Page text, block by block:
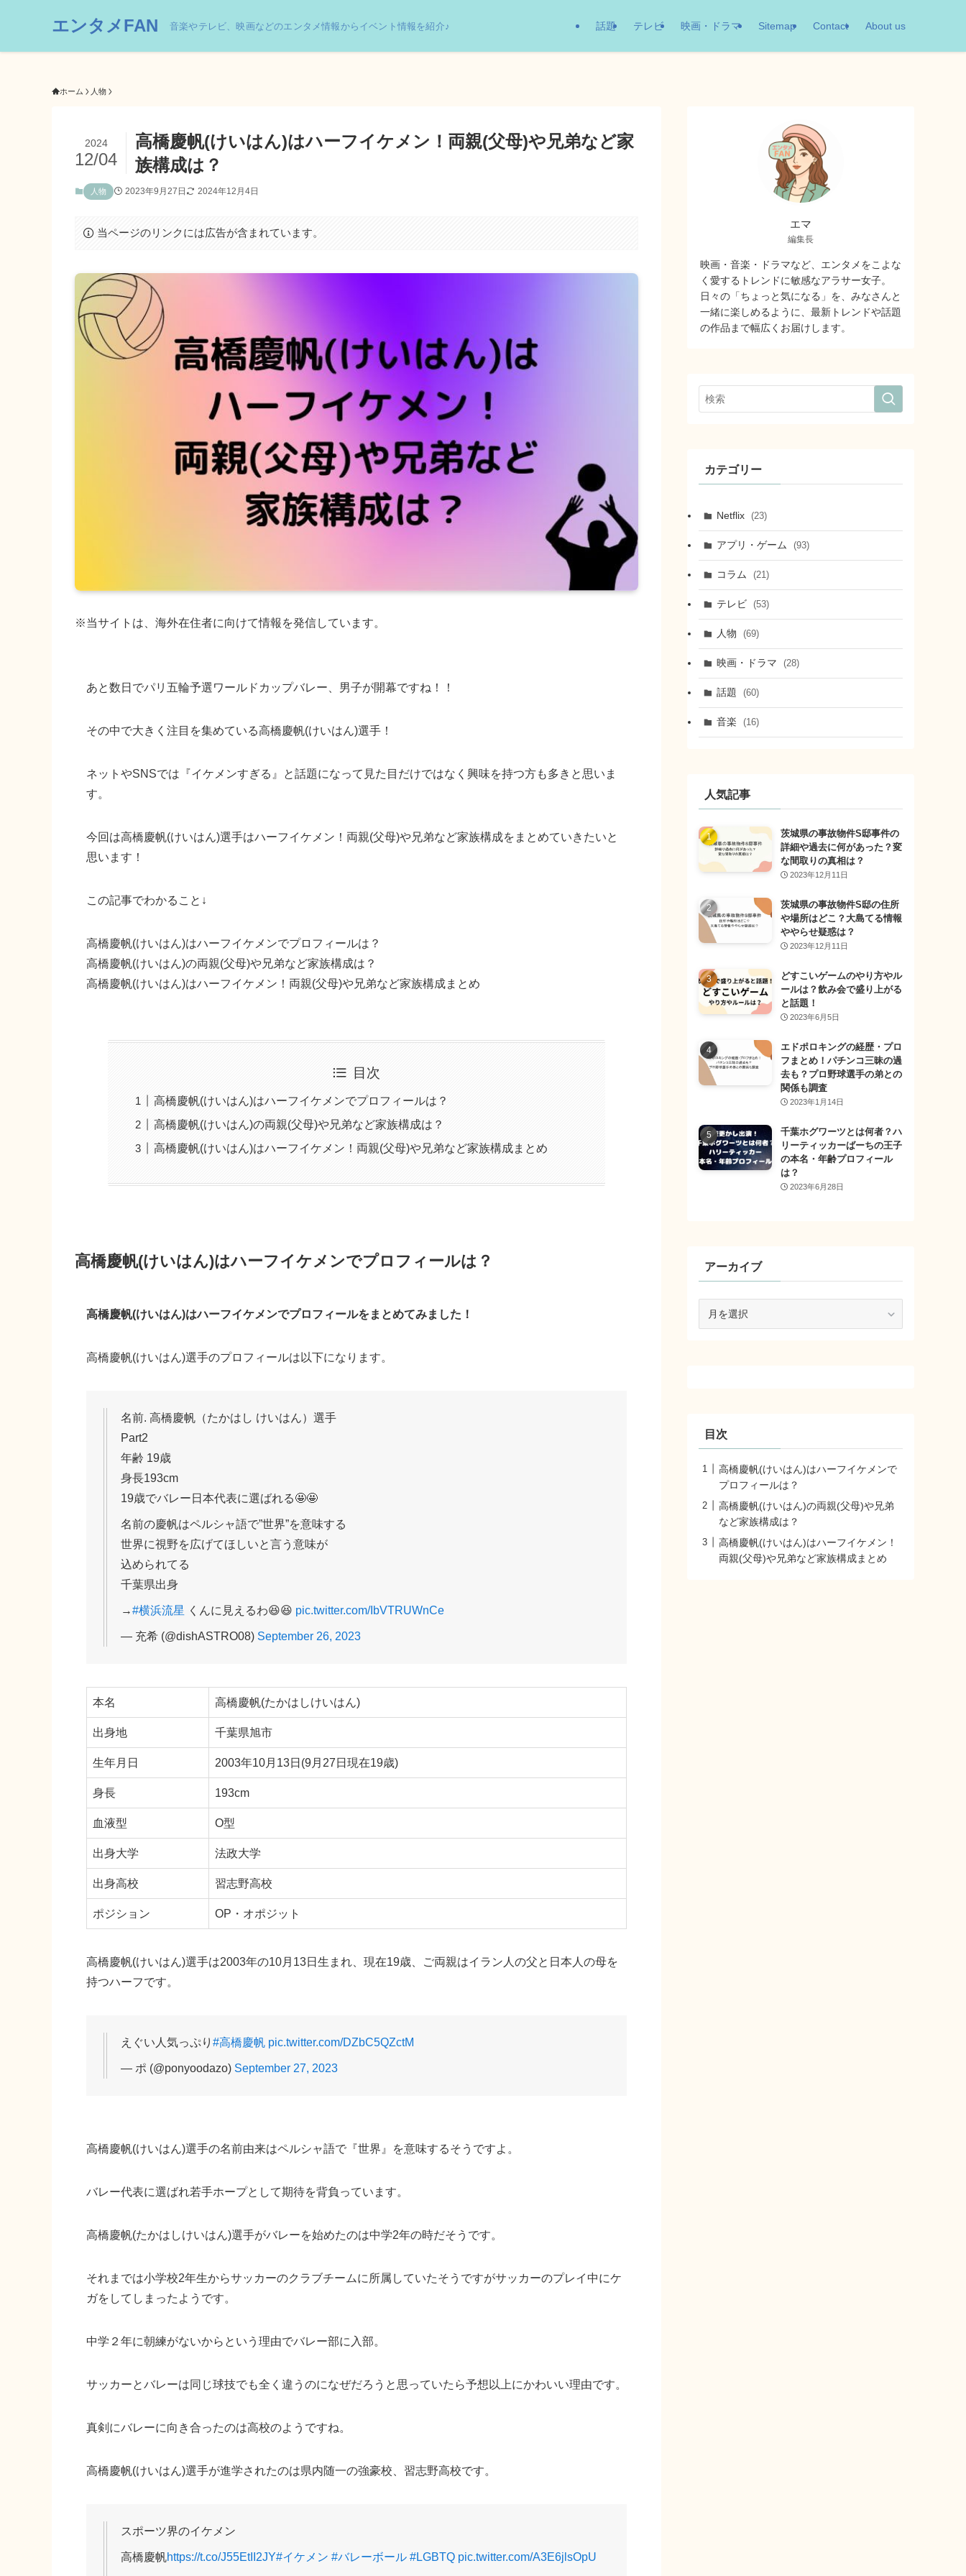
エンタメFAN 音楽やテレビ、映画などのエンタメ情報からイベント情報を紹介♪ 話題 テレビ 映画・ドラマ Sitemap Contact About us
ホーム 人物
高橋慶帆(けいはん)はハーフイケメン！両親(父母)や兄弟など家
族構成は？
2024
12/04
人物 2023年9月27日 2024年12月4日
当ページのリンクには広告が含まれています。
※当サイトは、海外在住者に向けて情報を発信しています。
あと数日でパリ五輪予選ワールドカップバレー、男子が開幕ですね！！
その中で大きく注目を集めている高橋慶帆(けいはん)選手！
ネットやSNSでは『イケメンすぎる』と話題になって見た目だけではなく興味を持つ方も多きと思いま
す。
今回は高橋慶帆(けいはん)選手はハーフイケメン！両親(父母)や兄弟など家族構成をまとめていきたいと
思います！
この記事でわかること↓
高橋慶帆(けいはん)はハーフイケメンでプロフィールは？
高橋慶帆(けいはん)の両親(父母)や兄弟など家族構成は？
高橋慶帆(けいはん)はハーフイケメン！両親(父母)や兄弟など家族構成まとめ
目次
高橋慶帆(けいはん)はハーフイケメンでプロフィールは？
高橋慶帆(けいはん)の両親(父母)や兄弟など家族構成は？
高橋慶帆(けいはん)はハーフイケメン！両親(父母)や兄弟など家族構成まとめ
高橋慶帆(けいはん)はハーフイケメンでプロフィールは？
高橋慶帆(けいはん)はハーフイケメンでプロフィールをまとめてみました！
高橋慶帆(けいはん)選手のプロフィールは以下になります。
名前. 高橋慶帆（たかはし けいはん）選手
Part2
年齢 19歳
身長193cm
19歳でバレー日本代表に選ばれる🤩🤩
名前の慶帆はペルシャ語で”世界”を意味する
世界に視野を広げてほしいと言う意味が
込められてる
千葉県出身
→#横浜流星 くんに見えるわ😆😆 pic.twitter.com/IbVTRUWnCe
— 充希 (@dishASTRO08) September 26, 2023
本名 高橋慶帆(たかはしけいはん)
出身地 千葉県旭市
生年月日 2003年10月13日(9月27日現在19歳)
身長 193cm
血液型 O型
出身大学 法政大学
出身高校 習志野高校
ポジション OP・オポジット
高橋慶帆(けいはん)選手は2003年の10月13日生まれ、現在19歳、ご両親はイラン人の父と日本人の母を
持つハーフです。
えぐい人気っぷり #高橋慶帆 pic.twitter.com/DZbC5QZctM
— ポ (@ponyoodazo) September 27, 2023
高橋慶帆(けいはん)選手の名前由来はペルシャ語で『世界』を意味するそうですよ。
バレー代表に選ばれ若手ホープとして期待を背負っています。
高橋慶帆(たかはしけいはん)選手がバレーを始めたのは中学2年の時だそうです。
それまでは小学校2年生からサッカーのクラブチームに所属していたそうですがサッカーのプレイ中にケ
ガをしてしまったようです。
中学２年に朝練がないからという理由でバレー部に入部。
サッカーとバレーは同じ球技でも全く違うのになぜだろうと思っていたら予想以上にかわいい理由です。
真剣にバレーに向き合ったのは高校のようですね。
高橋慶帆(けいはん)選手が進学されたのは県内随一の強豪校、習志野高校です。
スポーツ界のイケメン
高橋慶帆https://t.co/J55EtII2JY#イケメン #バレーボール #LGBTQ pic.twitter.com/A3E6jlsOpU
エマ
編集長
映画・音楽・ドラマなど、エンタメをこよな
く愛するトレンドに敏感なアラサー女子。
日々の「ちょっと気になる」を、みなさんと
一緒に楽しめるように、最新トレンドや話題
の作品まで幅広くお届けします。
カテゴリー
Netflix (23)
アプリ・ゲーム (93)
コラム (21)
テレビ (53)
人物 (69)
映画・ドラマ (28)
話題 (60)
音楽 (16)
人気記事
茨城県の事故物件S邸事件の
詳細や過去に何があった？変
な間取りの真相は？
2023年12月11日
茨城県の事故物件S邸の住所
や場所はどこ？大島てる情報
ややらせ疑惑は？
2023年12月11日
どすこいゲームのやり方やル
ールは？飲み会で盛り上がる
と話題！
2023年6月5日
エドポロキングの経歴・プロ
フまとめ！パチンコ三昧の過
去も？プロ野球選手の弟との
関係も調査
2023年1月14日
千葉ホグワーツとは何者？ハ
リーティッカーばーちの王子
の本名・年齢プロフィール
は？
2023年6月28日
アーカイブ
目次
高橋慶帆(けいはん)はハーフイケメンで
プロフィールは？
高橋慶帆(けいはん)の両親(父母)や兄弟
など家族構成は？
高橋慶帆(けいはん)はハーフイケメン！
両親(父母)や兄弟など家族構成まとめ